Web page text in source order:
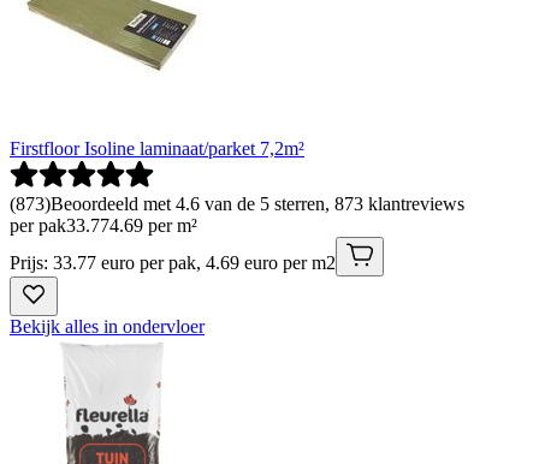
Firstfloor Isoline laminaat/parket 7,2m²
(873)Beoordeeld met 4.6 van de 5 sterren, 873 klantreviews
per pak33.774.69 per m²
Prijs: 33.77 euro per pak, 4.69 euro per m2
Bekijk alles in ondervloer